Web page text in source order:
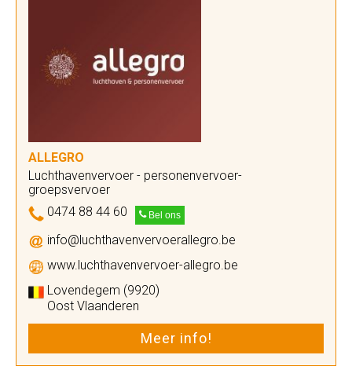
ALLEGRO
Luchthavenvervoer - personenvervoer-
groepsvervoer
0474 88 44 60
Bel ons
info@luchthavenvervoerallegro.be
www.luchthavenvervoer-allegro.be
Lovendegem (9920)
Oost Vlaanderen
Meer info!